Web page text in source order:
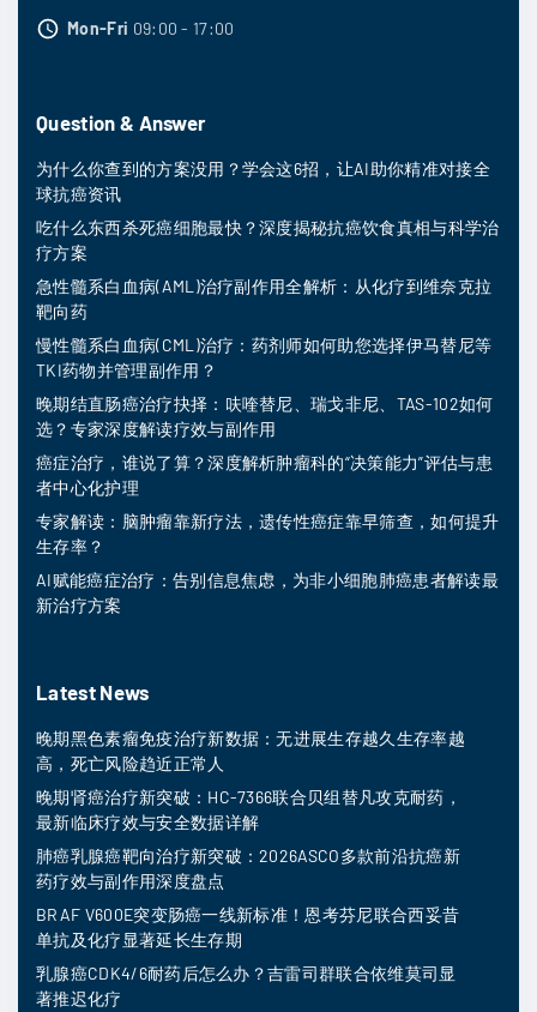
Mon-Fri 09:00 - 17:00
Question & Answer
为什么你查到的方案没用？学会这6招，让AI助你精准对接全
球抗癌资讯
吃什么东西杀死癌细胞最快？深度揭秘抗癌饮食真相与科学治
疗方案
急性髓系白血病(AML)治疗副作用全解析：从化疗到维奈克拉
靶向药
慢性髓系白血病(CML)治疗：药剂师如何助您选择伊马替尼等
TKI药物并管理副作用？
晚期结直肠癌治疗抉择：呋喹替尼、瑞戈非尼、TAS-102如何
选？专家深度解读疗效与副作用
癌症治疗，谁说了算？深度解析肿瘤科的“决策能力”评估与患
者中心化护理
专家解读：脑肿瘤靠新疗法，遗传性癌症靠早筛查，如何提升
生存率？
AI赋能癌症治疗：告别信息焦虑，为非小细胞肺癌患者解读最
新治疗方案
Latest News
晚期黑色素瘤免疫治疗新数据：无进展生存越久生存率越
高，死亡风险趋近正常人
晚期肾癌治疗新突破：HC-7366联合贝组替凡攻克耐药，
最新临床疗效与安全数据详解
肺癌乳腺癌靶向治疗新突破：2026ASCO多款前沿抗癌新
药疗效与副作用深度盘点
BRAF V600E突变肠癌一线新标准！恩考芬尼联合西妥昔
单抗及化疗显著延长生存期
乳腺癌CDK4/6耐药后怎么办？吉雷司群联合依维莫司显
著推迟化疗